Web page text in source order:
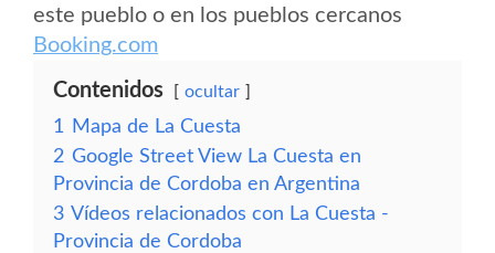
este pueblo o en los pueblos cercanos
Booking.com
Contenidos ocultar
1
Mapa de La Cuesta
2 Google Street View La Cuesta en
Provincia de Cordoba en Argentina
3 Vídeos relacionados con La Cuesta -
Provincia de Cordoba